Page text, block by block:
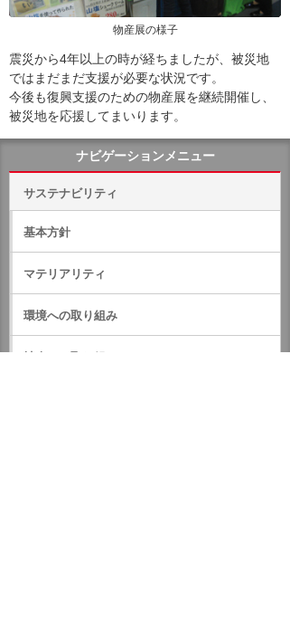
物産展の様子
震災から4年以上の時が経ちましたが、被災地
ではまだまだ支援が必要な状況です。
今後も復興支援のための物産展を継続開催し、
被災地を応援してまいります。
ナビゲーションメニュー
サステナビリティ
基本方針
マテリアリティ
環境への取り組み